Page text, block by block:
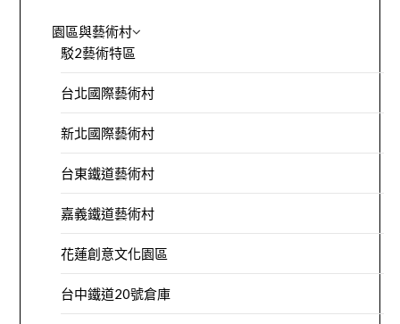
園區與藝術村
駁2藝術特區
台北國際藝術村
新北國際藝術村
台東鐵道藝術村
嘉義鐵道藝術村
花蓮創意文化園區
台中鐵道20號倉庫